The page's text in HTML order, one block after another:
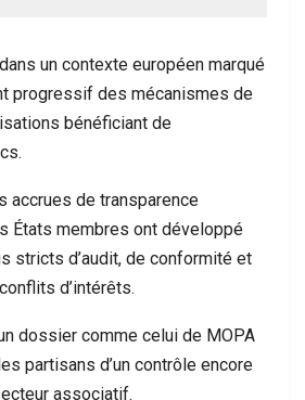
un contexte européen marqué
progressif des mécanismes de
bénéficiant de
accrues de transparence
États membres ont développé
stricts d’audit, de conformité et
d’intérêts.
dossier comme celui de MOPA
partisans d’un contrôle encore
associatif.